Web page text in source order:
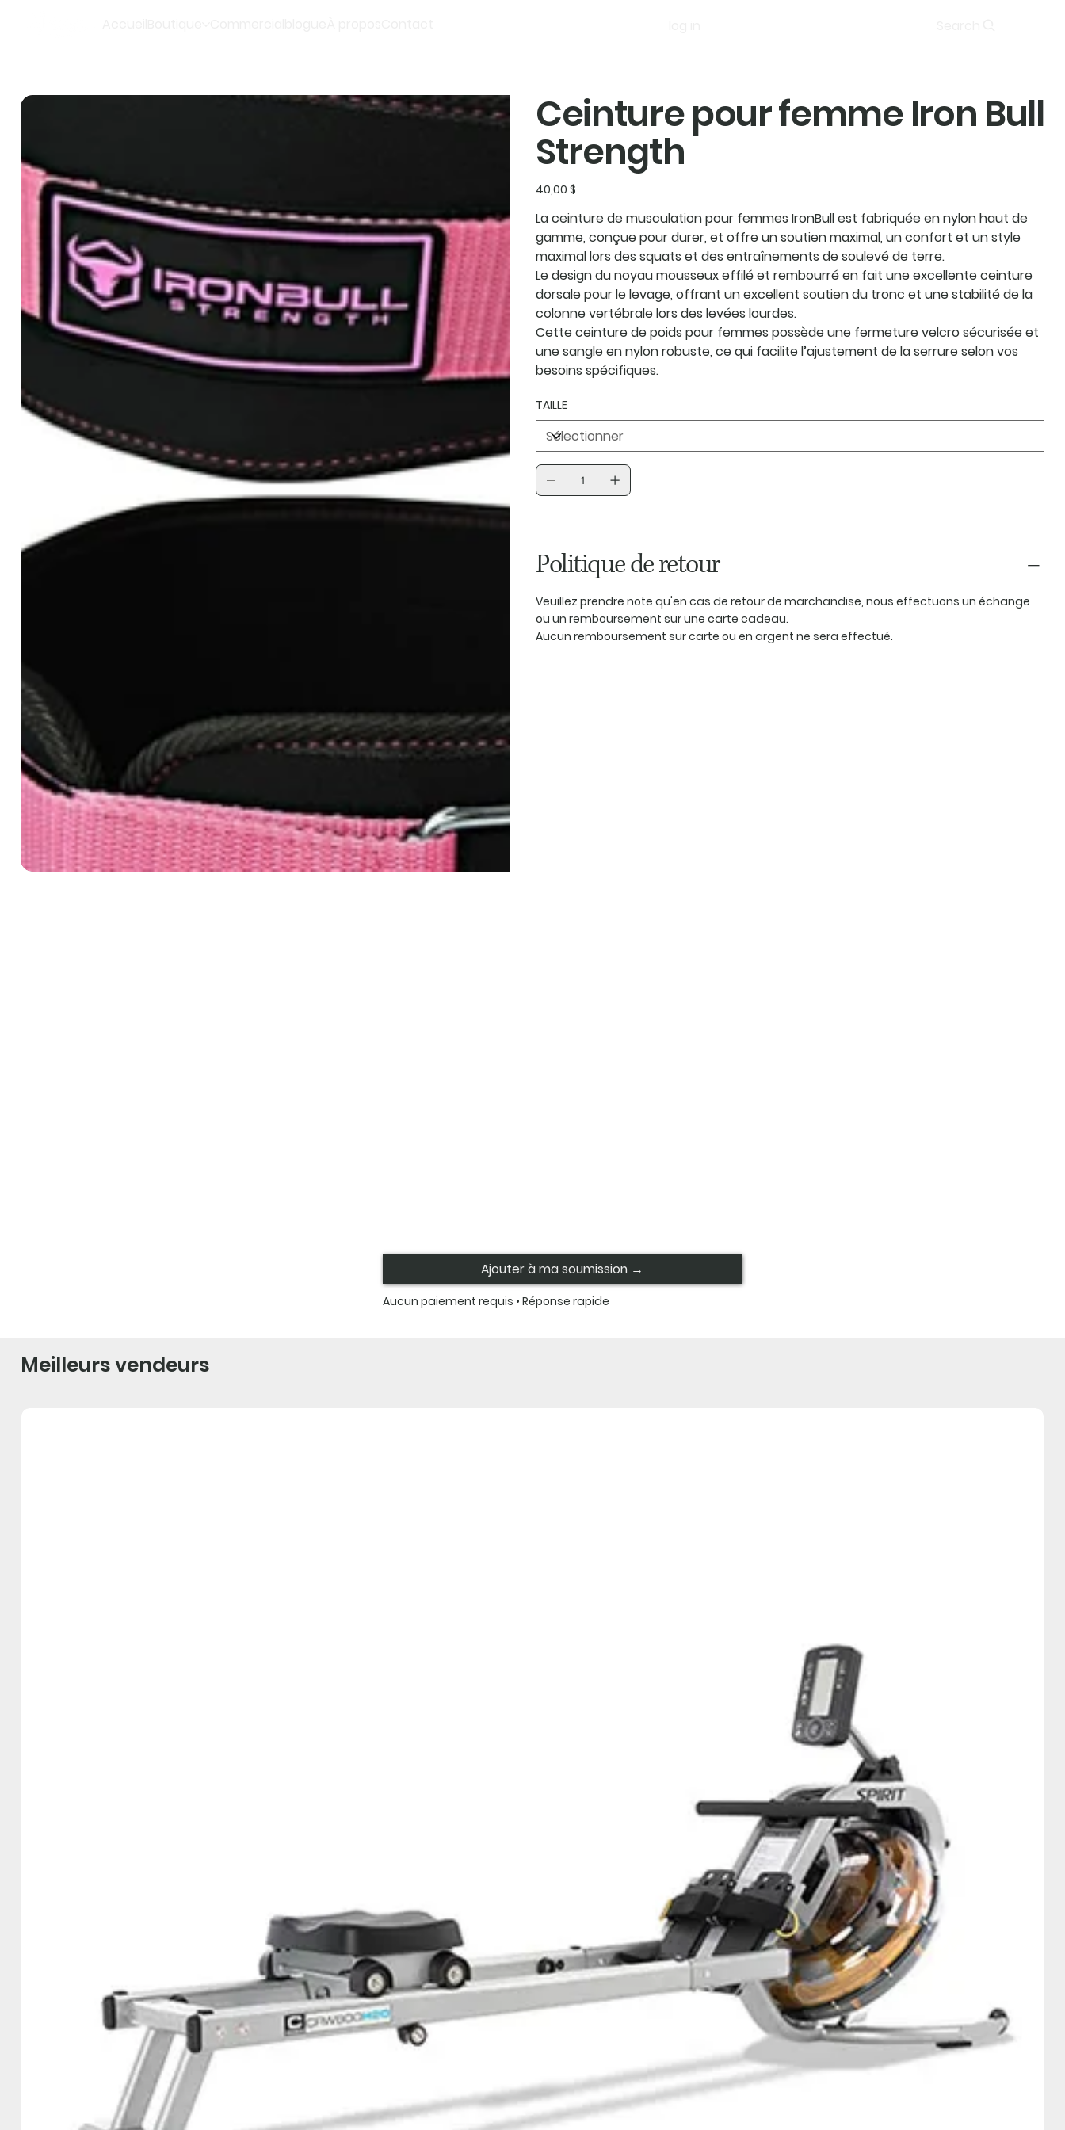
Ceinture pour femme Iron Bull
Strength
Prix
40,00 $
La ceinture de musculation pour femmes IronBull est fabriquée en nylon haut de
gamme, conçue pour durer, et offre un soutien maximal, un confort et un style
maximal lors des squats et des entraînements de soulevé de terre.
Le design du noyau mousseux effilé et rembourré en fait une excellente ceinture
dorsale pour le levage, offrant un excellent soutien du tronc et une stabilité de la
colonne vertébrale lors des levées lourdes.
Cette ceinture de poids pour femmes possède une fermeture velcro sécurisée et
une sangle en nylon robuste, ce qui facilite l’ajustement de la serrure selon vos
besoins spécifiques.
TAILLE
Politique de retour
Veuillez prendre note qu'en cas de retour de marchandise, nous effectuons un échange
ou un remboursement sur une carte cadeau.
Aucun remboursement sur carte ou en argent ne sera effectué.
Ajouter à ma soumission →
Aucun paiement requis • Réponse rapide
Meilleurs vendeurs